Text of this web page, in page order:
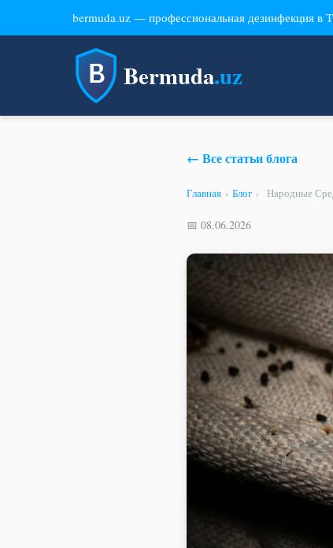
bermuda.uz — профессиональная дезинфекция в
Bermuda.uz
← Все статьи блога
Главная › Блог › Народные
📅 08.06.2026